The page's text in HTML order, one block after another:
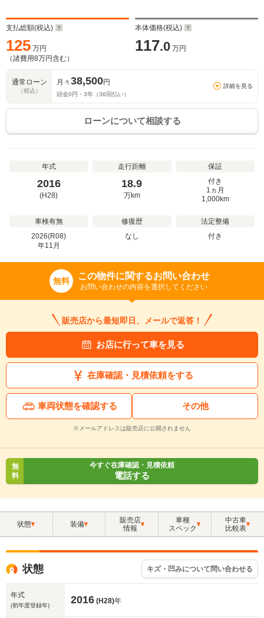
支払総額(税込)
125 万円
（諸費用8万円含む）
本体価格(税込)
117.0 万円
通常ローン
（税込）
月々38,500円
頭金0円・ 3年（36 回払い）
詳細を見る
ローンについて相談する
年式
2016
(H28)
走行距離
18.9
万km
保証
付き
1ヵ月
1,000km
車検有無
2026(R08)
年11 月
修復歴
なし
法定整備
付き
無料 この物件に関するお問い合わせ
お問い合わせの内容を選択してください
販売店から最短即日、メールで返答！
お店に行って車を見る
在庫確認・見積依頼をする
車両状態を確認する その他
※メールアドレスは販売店に公開されません
無
料
今すぐ在庫確認・見積依頼
電話する
状態 装備
販売店
情報
車種
スペック
中古車
比較表
状態 キズ・凹みについて問い合わせる
年式
(初年度登録年) 2016 (H28)年